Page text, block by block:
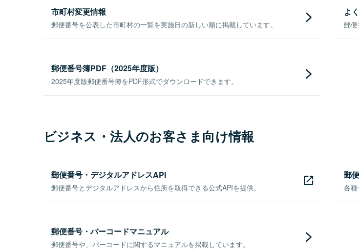
市町村変更情報
郵便番号を公表した市町村の一覧を実施日の新しい順に掲載しています。
よ
郵便
郵便番号簿PDF（2025年度版）
2025年度版郵便番号簿をPDF形式でダウンロードできます。
ビジネス・法人のお客さま向け情報
郵便番号・デジタルアドレスAPI
郵便番号とデジタルアドレスから住所を取得できる公式APIを提供。
郵
各
郵便番号・バーコードマニュアル
郵便番号や、バーコードに関するマニュアルを掲載しています。